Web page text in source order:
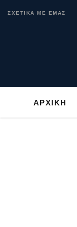
ΣΧΕΤΙΚΑ ΜΕ ΕΜΑΣ
ΑΡΧΙΚΗ
ΑΡΧΙΚΗ